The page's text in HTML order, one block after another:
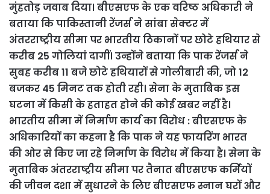
मुंहतोड़ जवाब दिया। बीएसएफ के एक वरिष्ठ अधिकारी ने
बताया कि पाकिस्तानी रेंजर्स ने सांबा सेक्टर में
अंतरराष्ट्रीय सीमा पर भारतीय ठिकानों पर छोटे हथियार से
करीब 25 गोलियां दागीं। उन्होंने बताया कि पाक रेंजर्स ने
सुबह करीब 11 बजे छोटे हथियारों से गोलीबारी की, जो 12
बजकर 45 मिनट तक होती रही। सेना के मुताबिक इस
घटना में किसी के हताहत होने की कोई खबर नहीं है।
भारतीय सीमा में निर्माण कार्य का विरोध : बीएसएफ के
अधिकारियों का कहना है कि पाक ने यह फायरिंग भारत
की ओर से किए जा रहे निर्माण के विरोध में किया है। सेना के
मुताबिक अंतरराष्ट्रीय सीमा पर तैनात बीएसएफ कर्मियों
की जीवन दशा में सुधारने के लिए बीएसएफ स्नान घरों और